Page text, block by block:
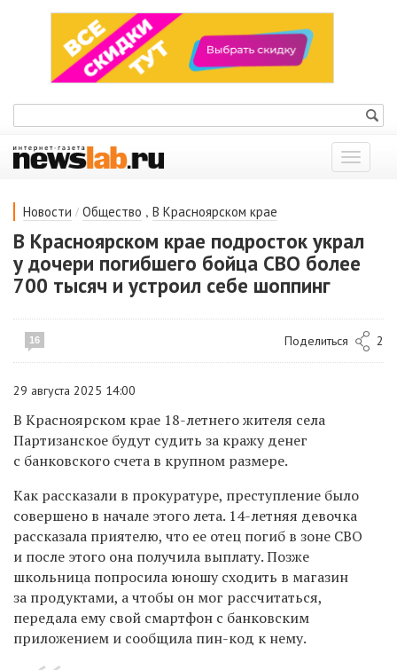
Показать
меню
Новости / Общество , В Красноярском крае
В Красноярском крае подросток украл
у дочери погибшего бойца СВО более
700 тысяч и устроил себе шоппинг
16 Поделиться 2
29 августа 2025 14:00
В Красноярском крае 18-летнего жителя села
Партизанское будут судить за кражу денег
с банковского счета в крупном размере.
Как рассказали в прокуратуре, преступление было
совершено в начале этого лета. 14-летняя девочка
рассказала приятелю, что ее отец погиб в зоне СВО
и после этого она получила выплату. Позже
школьница попросила юношу сходить в магазин
за продуктами, а чтобы он мог рассчитаться,
передала ему свой смартфон с банковским
приложением и сообщила пин-код к нему.